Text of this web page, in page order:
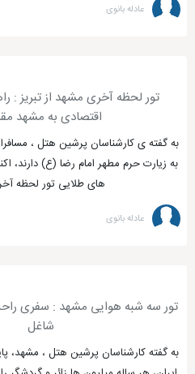
عادله بانوی
تور لحظه آخری مشهد از تبریز :
اقتصادی به مشهد
به گفته ی کارشناسان پرشین هتل ،
به زیارت حرم مطهر امام رضا (ع) دارند،
های طلایی تور لحظه
عادله بانوی
تور سه شبه هوایی مشهد : سفری
شاغل
به گفته کارشناسان پرشین هتل ، مشهد،